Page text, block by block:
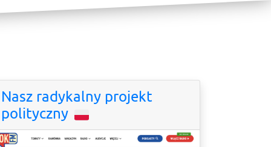
Nasz radykalny projekt
polityczny